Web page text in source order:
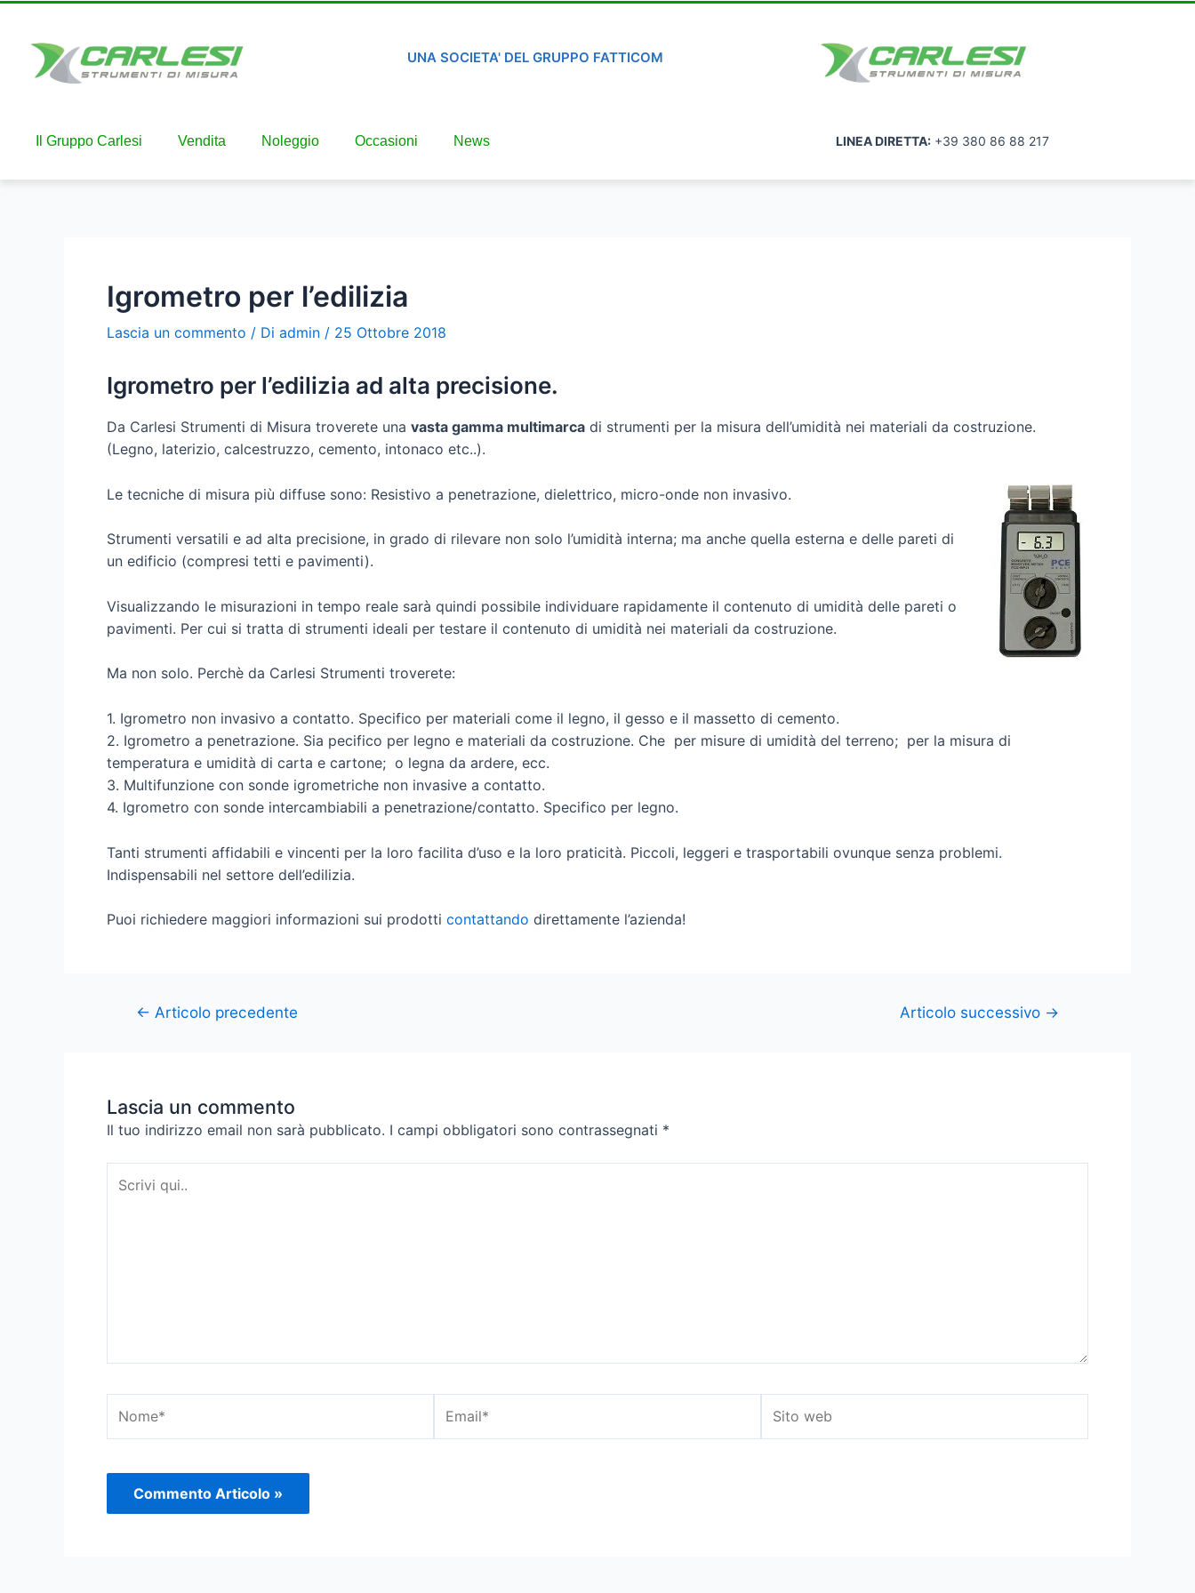
UNA SOCIETA' DEL GRUPPO FATTICOM
Il Gruppo Carlesi Vendita Noleggio Occasioni News LINEA DIRETTA: +39 380 86 88 217
Igrometro per l’edilizia
Lascia un commento / Di admin / 25 Ottobre 2018
Igrometro per l’edilizia ad alta precisione.
Da Carlesi Strumenti di Misura troverete una vasta gamma multimarca di strumenti per la misura dell’umidità nei materiali da costruzione.
(Legno, laterizio, calcestruzzo, cemento, intonaco etc..).
Le tecniche di misura più diffuse sono: Resistivo a penetrazione, dielettrico, micro-onde non invasivo.
Strumenti versatili e ad alta precisione, in grado di rilevare non solo l’umidità interna; ma anche quella esterna e delle pareti di
un edificio (compresi tetti e pavimenti).
Visualizzando le misurazioni in tempo reale sarà quindi possibile individuare rapidamente il contenuto di umidità delle pareti o
pavimenti. Per cui si tratta di strumenti ideali per testare il contenuto di umidità nei materiali da costruzione.
Ma non solo. Perchè da Carlesi Strumenti troverete:
1. Igrometro non invasivo a contatto. Specifico per materiali come il legno, il gesso e il massetto di cemento.
2. Igrometro a penetrazione. Sia pecifico per legno e materiali da costruzione. Che per misure di umidità del terreno; per la misura di
temperatura e umidità di carta e cartone; o legna da ardere, ecc.
3. Multifunzione con sonde igrometriche non invasive a contatto.
4. Igrometro con sonde intercambiabili a penetrazione/contatto. Specifico per legno.
Tanti strumenti affidabili e vincenti per la loro facilita d’uso e la loro praticità. Piccoli, leggeri e trasportabili ovunque senza problemi.
Indispensabili nel settore dell’edilizia.
Puoi richiedere maggiori informazioni sui prodotti contattando direttamente l’azienda!
← Articolo precedente Articolo successivo →
Lascia un commento
Il tuo indirizzo email non sarà pubblicato. I campi obbligatori sono contrassegnati *